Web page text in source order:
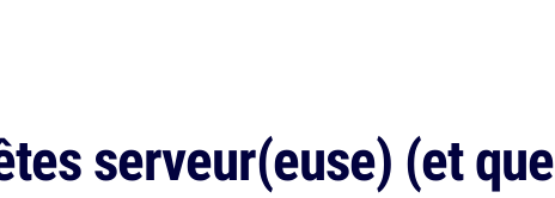
serveur(euse) (et que